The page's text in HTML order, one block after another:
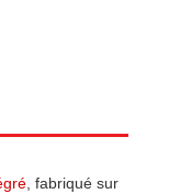
, fabriqué sur